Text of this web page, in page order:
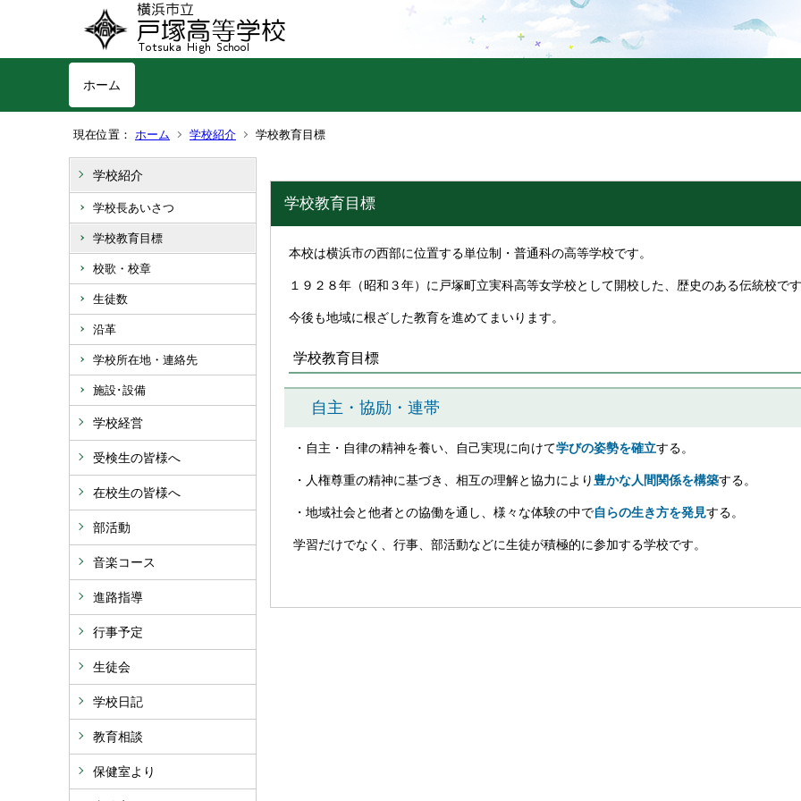
ホーム
現在位置： ホーム 学校紹介 学校教育目標
学校紹介
学校長あいさつ
学校教育目標
校歌・校章
生徒数
沿革
学校所在地・連絡先
施設･設備
学校経営
受検生の皆様へ
在校生の皆様へ
部活動
音楽コース
進路指導
行事予定
生徒会
学校日記
教育相談
保健室より
学校教育目標
本校は横浜市の西部に位置する単位制・普通科の高等学校です。
１９２８年（昭和３年）に戸塚町立実科高等女学校として開校した、歴史のある伝統校で
今後も地域に根ざした教育を進めてまいります。
学校教育目標
自主・協励・連帯
・自主・自律の精神を養い、自己実現に向けて学びの姿勢を確立する。
・人権尊重の精神に基づき、相互の理解と協力により 豊かな人間関係を構築する。
・地域社会と他者との協働を通し、様々な体験の中で自らの生き方を発見する。
学習だけでなく、行事、部活動などに生徒が積極的に参加する学校です。